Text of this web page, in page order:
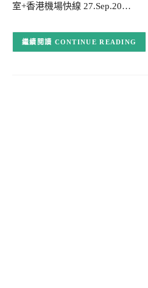
室+香港機場快線 27.Sep.20…
CONTINUE READING